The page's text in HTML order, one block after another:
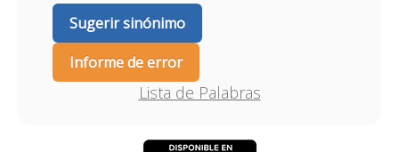
Sugerir sinónimo
Informe de error
Lista de Palabras